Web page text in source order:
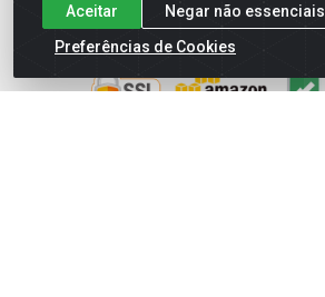
Aceitar
Negar não essenciais
Preferências de Cookies
Site Seguro